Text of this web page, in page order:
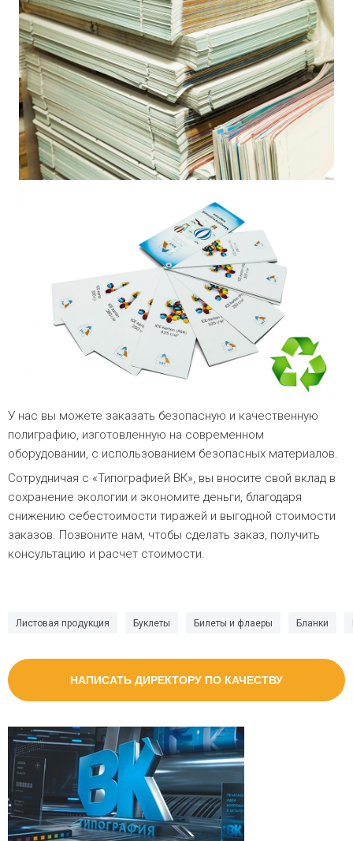
Листовая продукция Буклеты Билеты и флаеры Бланки
НАПИСАТЬ ДИРЕКТОРУ ПО КАЧЕСТВУ
У нас вы можете заказать безопасную и качественную
полиграфию, изготовленную на современном
оборудовании, с использованием безопасных материалов.
Сотрудничая с «Типографией ВК», вы вносите свой вклад в
сохранение экологии и экономите деньги, благодаря
снижению себестоимости тиражей и выгодной стоимости
заказов. Позвоните нам, чтобы сделать заказ, получить
консультацию и расчет стоимости.